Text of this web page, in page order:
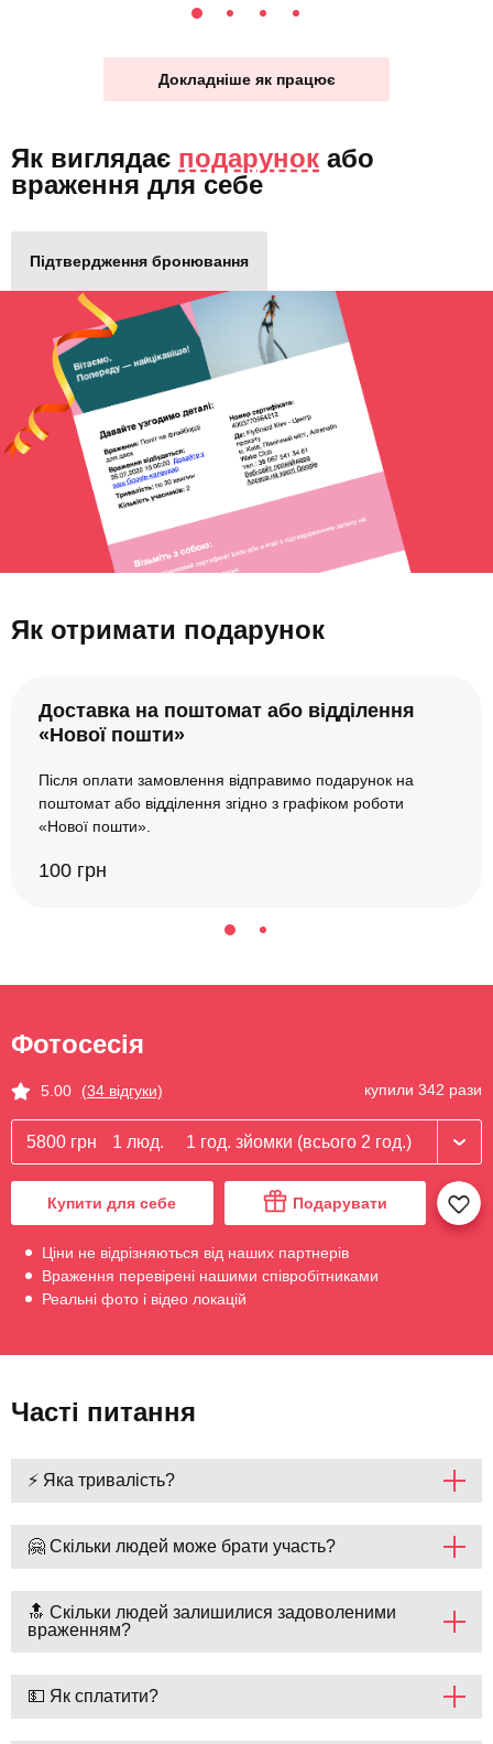
Докладніше як працює
Як виглядає подарунок або
враження для себе
Підтвердження бронювання
Як отримати подарунок
Доставка на поштомат або відділення
«Нової пошти»
Після оплати замовлення відправимо подарунок на
поштомат або відділення згідно з графіком роботи
«Нової пошти».
100 грн
Фотосесія
5.00 (34 відгуки) купили 342 рази
5800 грн 1 люд. 1 год. зйомки (всього 2 год.)
Купити для себе Подарувати
Ціни не відрізняються від наших партнерів
Враження перевірені нашими співробітниками
Реальні фото і відео локацій
Часті питання
⚡ Яка тривалість?
🤗 Скільки людей може брати участь?
🔝 Скільки людей залишилися задоволеними
враженням?
💵 Як сплатити?